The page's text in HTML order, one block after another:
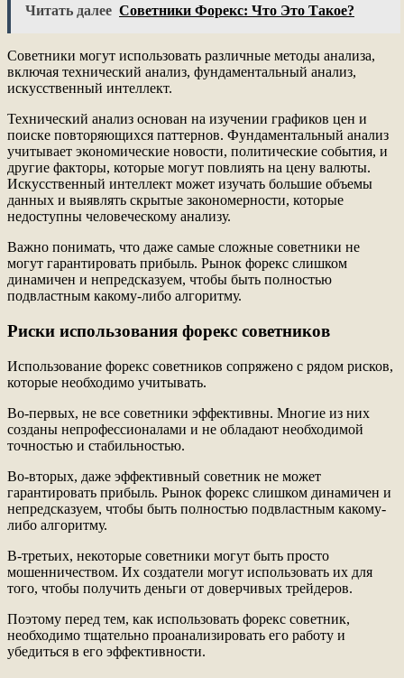
Читать далее Советники Форекс: Что Это Такое?
Советники могут использовать различные методы анализа,
включая технический анализ, фундаментальный анализ,
искусственный интеллект.
Технический анализ основан на изучении графиков цен и
поиске повторяющихся паттернов. Фундаментальный анализ
учитывает экономические новости, политические события, и
другие факторы, которые могут повлиять на цену валюты.
Искусственный интеллект может изучать большие объемы
данных и выявлять скрытые закономерности, которые
недоступны человеческому анализу.
Важно понимать, что даже самые сложные советники не
могут гарантировать прибыль. Рынок форекс слишком
динамичен и непредсказуем, чтобы быть полностью
подвластным какому-либо алгоритму.
Риски использования форекс советников
Использование форекс советников сопряжено с рядом рисков,
которые необходимо учитывать.
Во-первых, не все советники эффективны. Многие из них
созданы непрофессионалами и не обладают необходимой
точностью и стабильностью.
Во-вторых, даже эффективный советник не может
гарантировать прибыль. Рынок форекс слишком динамичен и
непредсказуем, чтобы быть полностью подвластным какому-
либо алгоритму.
В-третьих, некоторые советники могут быть просто
мошенничеством. Их создатели могут использовать их для
того, чтобы получить деньги от доверчивых трейдеров.
Поэтому перед тем, как использовать форекс советник,
необходимо тщательно проанализировать его работу и
убедиться в его эффективности.